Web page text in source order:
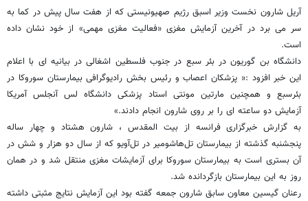
آریل شارون نخست وزیر اسبق رژیم صهیونیستی که از هفت سال پیش در کما به
سر می برد در آخرین آزمایش مغزی «فعالیت مغزی مهمی» از خود نشان داده
است.
دانشگاه بن گوریون در بئر سبع در جنوب فلسطین اشغالی در بیانیه ای با اعلام
این خبر افزود :« پزشکان اعصاب و رئیس بخش رادیوگرافی بیمارستان سوروکا در
بئرسبع و همچنین مارتین مونتی استاد پزشکی دانشگاه لس آنجلس آمریکا
آزمایش دو ساعته ای را بر روی شارون انجام دادند.»
به گزارش خبرگزاری فرانسه از بیت المقدس ، شارون هشتاد و چهار ساله
پنجشنبه گذشته از بیمارستان تل‌هاشومیر در تل‌آویو که از سال دو هزار و شش در
آن بستری است به بیمارستان سوروکا برای آزمایشات مغزی منتقل شد و در همان
روز به این بیمارستان بازگردانده شد.
رعنان گیسین معاون سابق شارون جمعه گفته بود این آزمایش نتایج مثبتی داشته